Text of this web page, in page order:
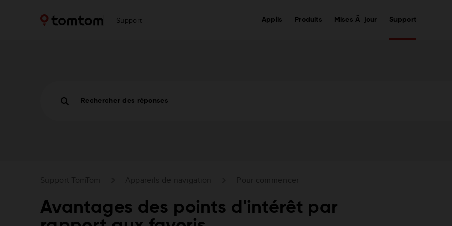
Support Applis Produits Mises Ã jour Support
Rechercher des réponses
Avantages des points d'intérêt par